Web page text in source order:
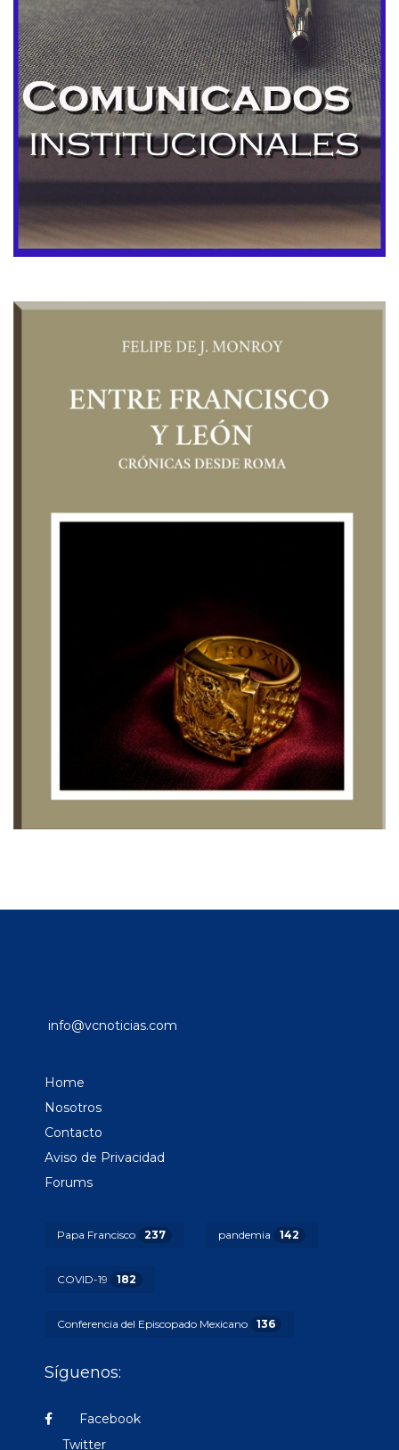
info@vcnoticias.com
Home
Nosotros
Contacto
Aviso de Privacidad
Forums
Papa Francisco 237 pandemia 142
COVID-19 182
Conferencia del Episcopado Mexicano 136
Síguenos:
Facebook
Twitter